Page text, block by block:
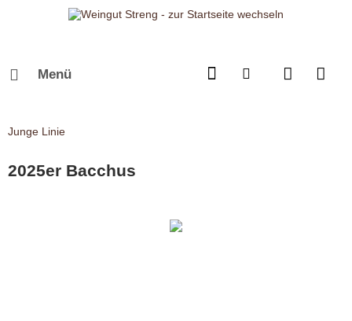
Menü
Junge Linie
2025er Bacchus